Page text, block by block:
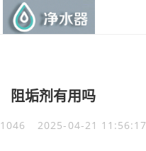
阻垢剂有用吗
1046 2025-04-21 11:56:17